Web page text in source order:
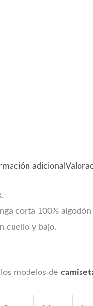
adicional
corta 100%
cuello y bajo.
modelos de